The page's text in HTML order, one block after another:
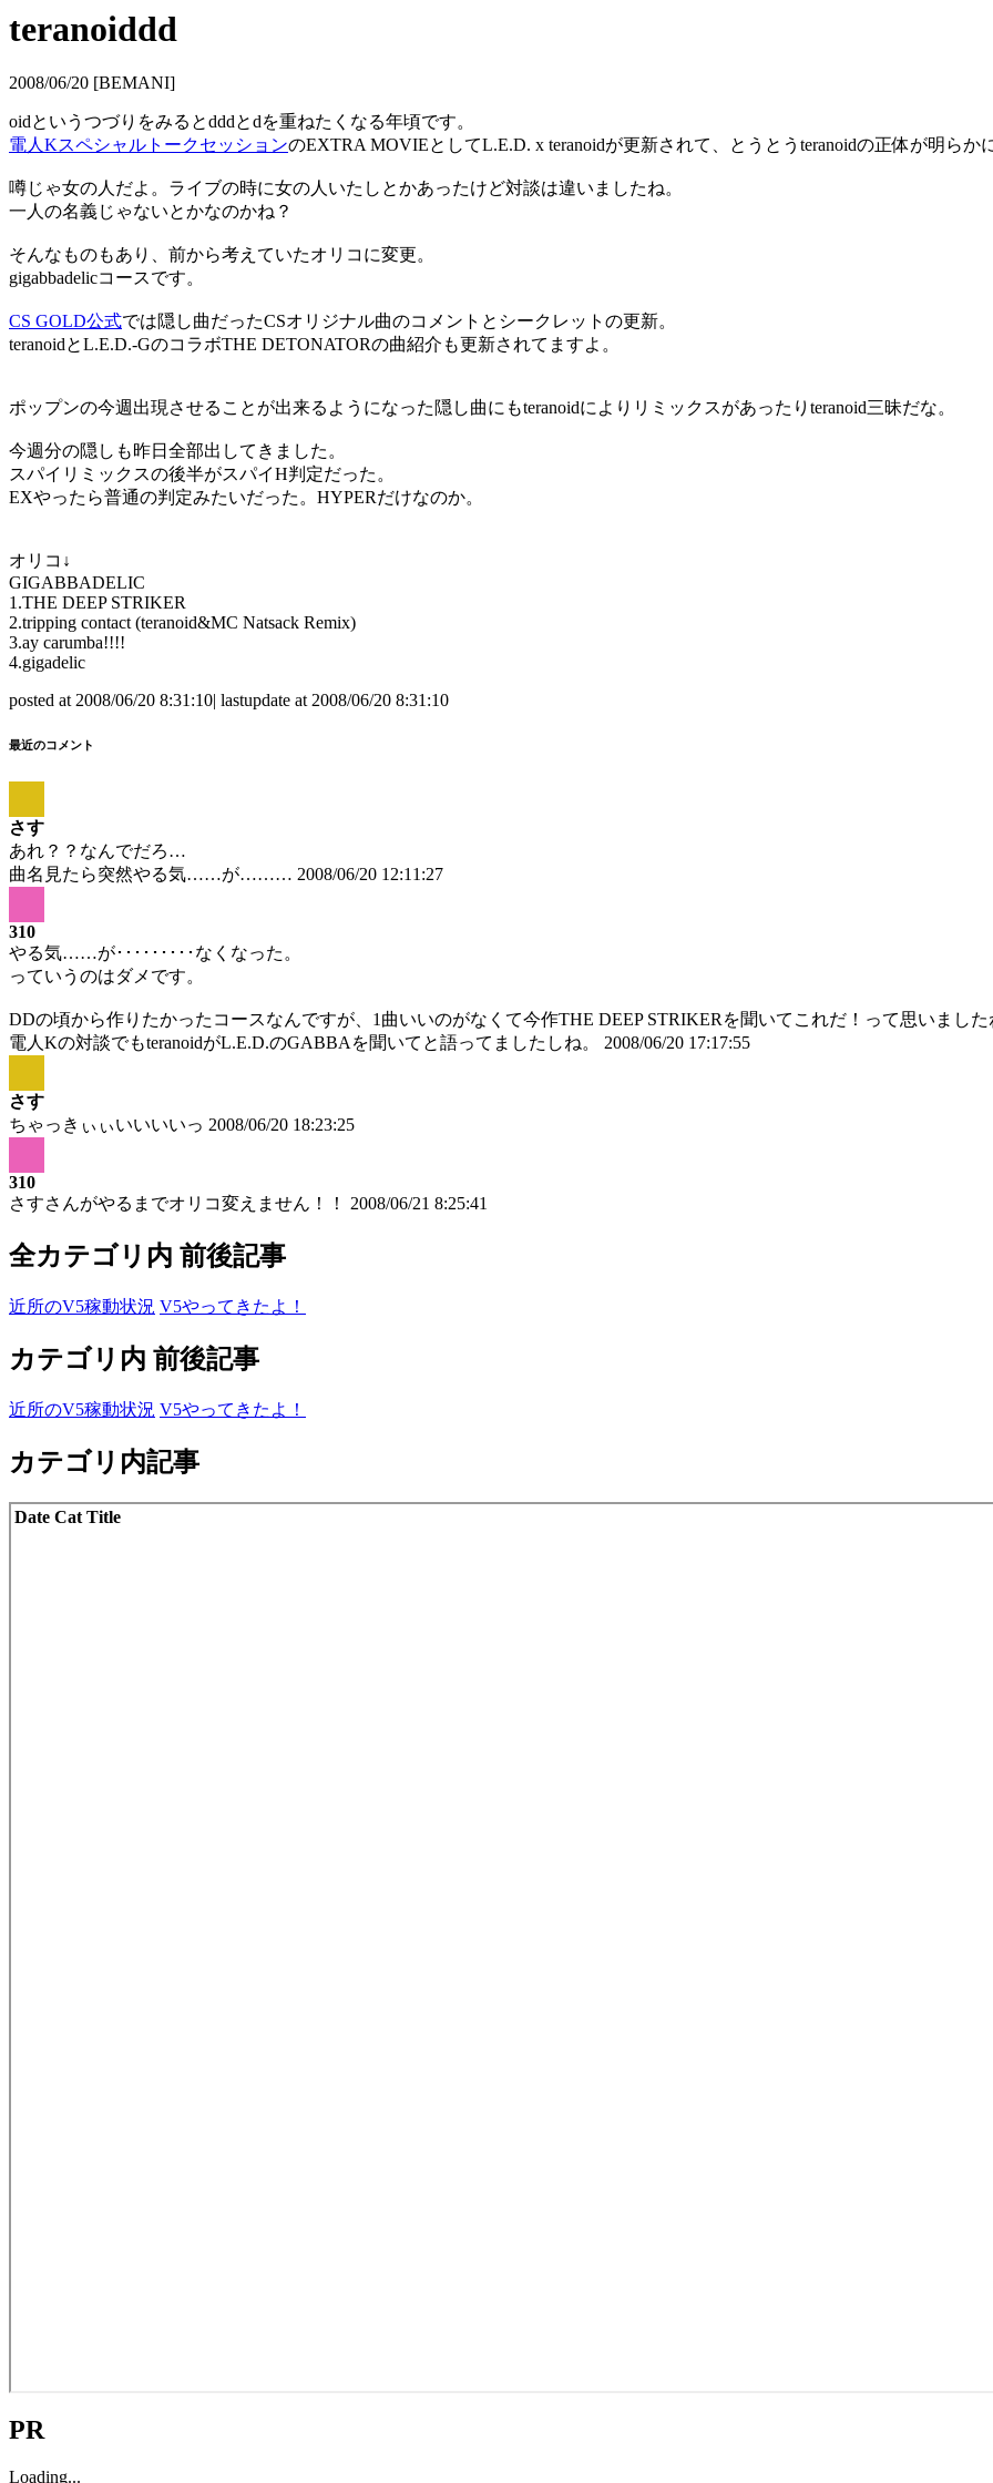
teranoiddd
2008/06/20 [BEMANI]
oidというつづりをみるとdddとdを重ねたくなる年頃です。
電人KスペシャルトークセッションのEXTRA MOVIEとしてL.E.D. x teranoidが更新されて、とうとうteranoidの正体が明らか
噂じゃ女の人だよ。ライブの時に女の人いたしとかあったけど対談は違いましたね。
一人の名義じゃないとかなのかね？
そんなものもあり、前から考えていたオリコに変更。
gigabbadelicコースです。
CS GOLD公式では隠し曲だったCSオリジナル曲のコメントとシークレットの更新。
teranoidとL.E.D.-GのコラボTHE DETONATORの曲紹介も更新されてますよ。
ポップンの今週出現させることが出来るようになった隠し曲にもteranoidによりリミックスがあったりteranoid三昧だな。
今週分の隠しも昨日全部出してきました。
スパイリミックスの後半がスパイH判定だった。
EXやったら普通の判定みたいだった。HYPERだけなのか。
オリコ↓
GIGABBADELIC
1.THE DEEP STRIKER
2.tripping contact (teranoid&MC Natsack Remix)
3.ay carumba!!!!
4.gigadelic
posted at 2008/06/20 8:31:10| lastupdate at 2008/06/20 8:31:10
最近のコメント
さす
あれ？？なんでだろ…
曲名見たら突然やる気……が……… 2008/06/20 12:11:27
310
やる気……が･････････なくなった。
っていうのはダメです。
DDの頃から作りたかったコースなんですが、1曲いいのがなくて今作THE DEEP STRIKERを聞いてこれだ！って思いました
電人Kの対談でもteranoidがL.E.D.のGABBAを聞いてと語ってましたしね。
2008/06/20 17:17:55
さす
ちゃっきぃぃいいいいっ 2008/06/20 18:23:25
310
さすさんがやるまでオリコ変えません！！
2008/06/21 8:25:41
全カテゴリ内 前後記事
近所のV5稼動状況 V5やってきたよ！
カテゴリ内 前後記事
近所のV5稼動状況 V5やってきたよ！
カテゴリ内記事
PR
Loading...